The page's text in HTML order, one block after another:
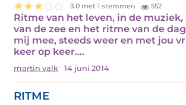
3.0 met 1 stemmen 552
Ritme van het leven, in de muziek,
van de zee en het ritme van de
mij mee, steeds weer en met jou
keer op keer.…
martin valk 14 juni 2014
RITME